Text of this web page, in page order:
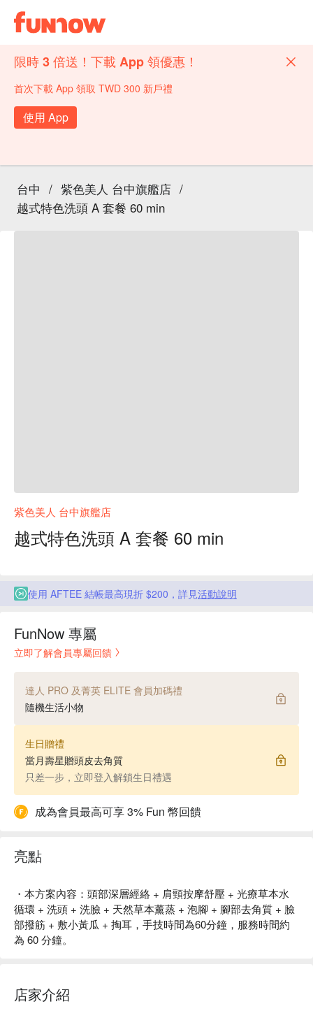
限時 3 倍送！下載 App 領優惠！
首次下載 App 領取 TWD 300 新戶禮
使用 App
台中 / 紫色美人 台中旗艦店 /
越式特色洗頭 A 套餐 60 min
紫色美人 台中旗艦店
越式特色洗頭 A 套餐 60 min
使用 AFTEE 結帳最高現折 $200，詳見活動說明
FunNow 專屬
立即了解會員專屬回饋
達人 PRO 及菁英 ELITE 會員加碼禮
隨機生活小物
生日贈禮
當月壽星贈頭皮去角質
只差一步，立即登入解鎖生日禮遇
成為會員最高可享 3% Fun 幣回饋
亮點
・本方案內容：頭部深層經絡 + 肩頸按摩舒壓 + 光療草本水
循環 + 洗頭 + 洗臉 + 天然草本薰蒸 + 泡腳 + 腳部去角質 + 臉
部撥筋 + 敷小黃瓜 + 掏耳，手技時間為60分鐘，服務時間約
為 60 分鐘。
店家介紹